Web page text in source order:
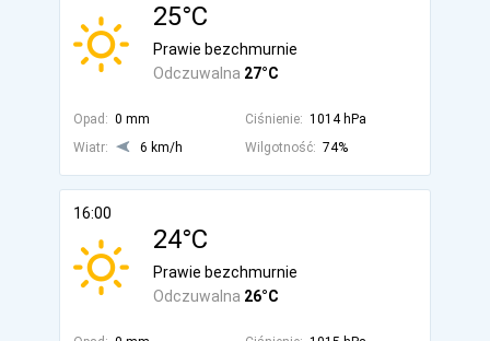
25°C
Odczuwalna 27°C
Prawie bezchmurnie
Opad: 0 mm Ciśnienie: 1014 hPa
Wiatr:
6 km/h Wilgotność: 74%
16:00
24°C
Odczuwalna 26°C
Prawie bezchmurnie